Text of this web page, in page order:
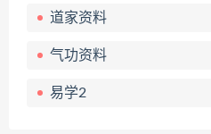
道家资料
气功资料
易学2